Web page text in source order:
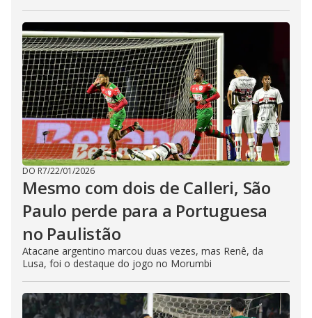
DO R7/22/01/2026
Mesmo com dois de Calleri, São
Paulo perde para a Portuguesa
no Paulistão
Atacane argentino marcou duas vezes, mas Renê, da
Lusa, foi o destaque do jogo no Morumbi